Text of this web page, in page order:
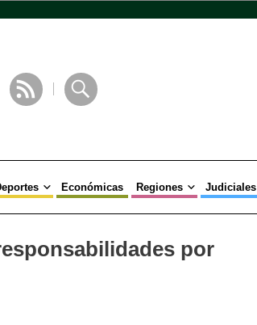
Económicas Regiones Judiciales
por